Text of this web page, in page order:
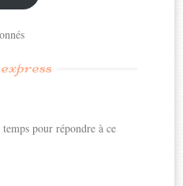
express
pour répondre à ce